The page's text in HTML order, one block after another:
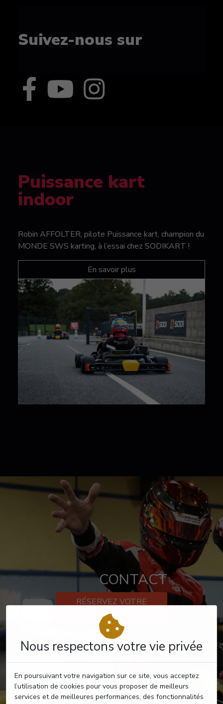
Nous respectons votre vie privée
En poursuivant votre navigation sur ce site, vous acceptez
l’utilisation de cookies pour vous proposer de meilleurs
services et de meilleures performances, des fonctionnalités
Suivez-nous sur
Puissance kart
indoor
Robin AFFOLTER, pilote Puissance kart, champion du
MONDE SWS karting, à l’essai chez SODIKART !
En savoir plus
CONTACT
RÉSERVEZ VOTRE
PASSAGE